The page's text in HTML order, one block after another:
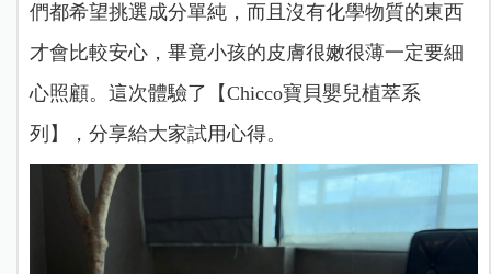
們都希望挑選成分單純，而且沒有化學物質的東西
才會比較安心，畢竟小孩的皮膚很嫩很薄一定要細
心照顧。這次體驗了【Chicco寶貝嬰兒植萃系
列】，分享給大家試用心得。